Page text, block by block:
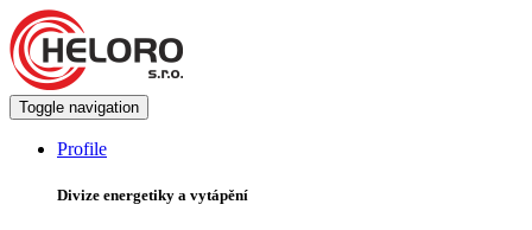
Toggle navigation
Profile
Divize energetiky a vytápění